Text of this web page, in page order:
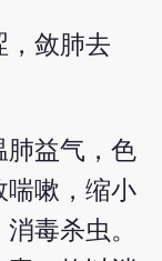
，敛肺去
肺益气，色
喘嗽，缩小
毒杀虫。